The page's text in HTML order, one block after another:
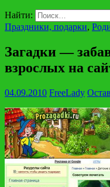
Найти:
Праздники, подарки,
Загадки —
взрослых на
04.09.2010 FreeLady